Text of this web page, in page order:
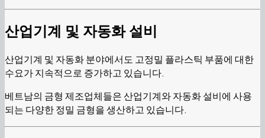
산업기계 및 자동화 설비
산업기계 및 자동화 분야에서도 고정밀 플라스틱 부품에 대한
수요가 지속적으로 증가하고 있습니다.
베트남의 금형 제조업체들은 산업기계와 자동화 설비에 사용
되는 다양한 정밀 금형을 생산하고 있습니다.